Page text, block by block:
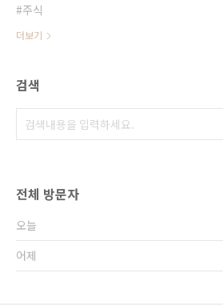
주식
더보기
검색
전체 방문자
오늘
어제